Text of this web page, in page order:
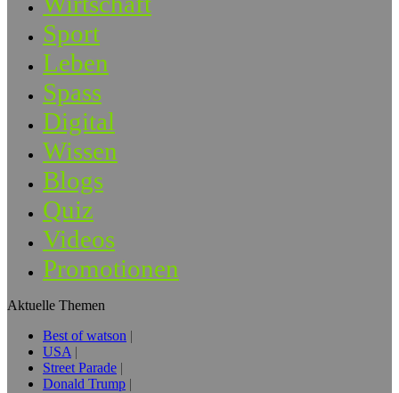
Sport
Leben
Spass
Digital
Wissen
Blogs
Quiz
Videos
Promotionen
Aktuelle Themen
Best of watson
USA
Street Parade
Donald Trump